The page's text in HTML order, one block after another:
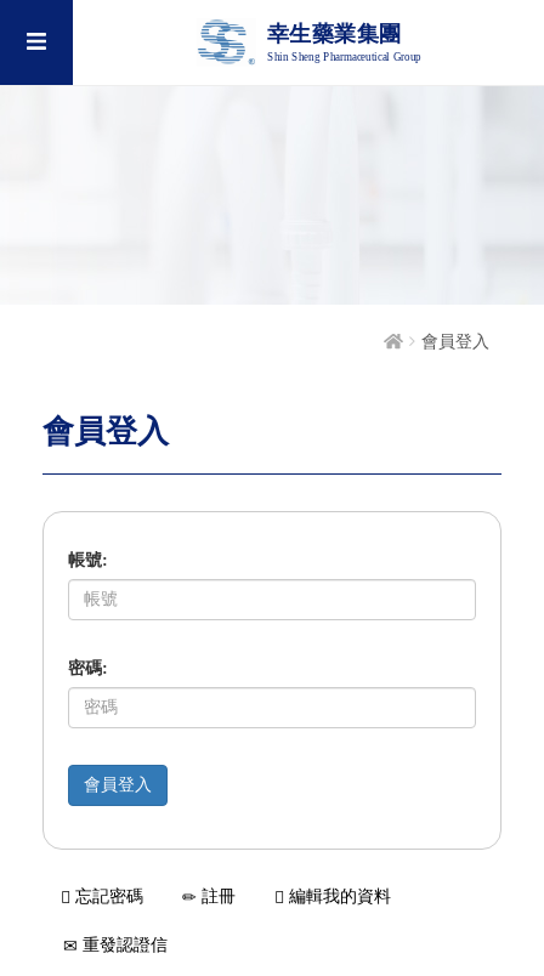
幸生藥業集團
Shin Sheng Pharmaceutical Group
會員登入
會員登入
帳號:
密碼:
忘記密碼 註冊 編輯我的資料
重發認證信